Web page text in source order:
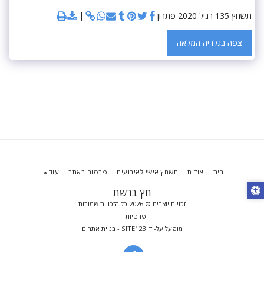
תשחץ 135 רגיל 2020 פתרון
צפה בגלריה המלאה
חץ ברשת
זכויות יוצרים © 2026 כל הזכויות שמורות
פרטיות
מופעל על-ידיSITE123
-בניית אתרים
בית אודות תשחץ אישי לאירועים פרסום באתר עוד